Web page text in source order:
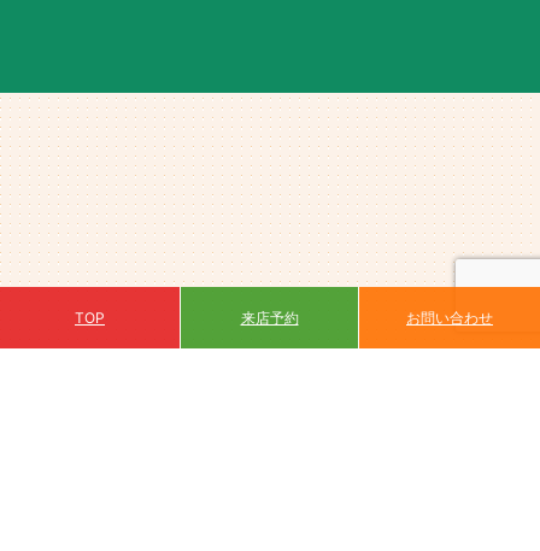
TOP 来店予約 お問い合わせ